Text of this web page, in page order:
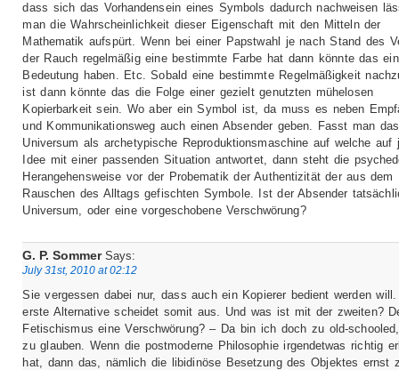
dass sich das Vorhandensein eines Symbols dadurch nachweisen
man die Wahrscheinlichkeit dieser Eigenschaft mit den Mitteln der
Mathematik aufspürt. Wenn bei einer Papstwahl je nach Stand des
der Rauch regelmäßig eine bestimmte Farbe hat dann könnte das
Bedeutung haben. Etc. Sobald eine bestimmte Regelmäßigkeit
ist dann könnte das die Folge einer gezielt genutzten mühelosen
Kopierbarkeit sein. Wo aber ein Symbol ist, da muss es neben
und Kommunikationsweg auch einen Absender geben. Fasst man das
Universum als archetypische Reproduktionsmaschine auf welche auf
Idee mit einer passenden Situation antwortet, dann steht die
Herangehensweise vor der Probematik der Authentizität der aus dem
Rauschen des Alltags gefischten Symbole. Ist der Absender
Universum, oder eine vorgeschobene Verschwörung?
G. P. SommerSays:
July 31st, 2010 at 02:12
Sie vergessen dabei nur, dass auch ein Kopierer bedient werden
erste Alternative scheidet somit aus. Und was ist mit der zweiten?
Fetischismus eine Verschwörung? – Da bin ich doch zu old-
zu glauben. Wenn die postmoderne Philosophie irgendetwas richtig
hat, dann das, nämlich die libidinöse Besetzung des Objektes ernst